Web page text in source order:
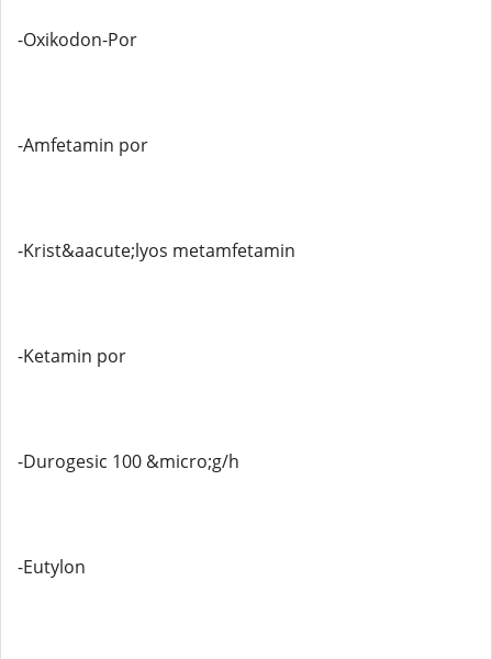
-Oxikodon-Por
-Amfetamin por
-Krist&aacute;lyos metamfetamin
-Ketamin por
-Durogesic 100 &micro;g/h
-Eutylon